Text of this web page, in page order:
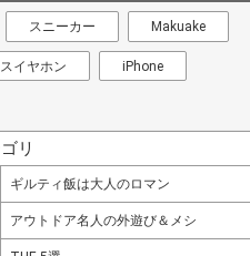
スニーカー Makuake
イヤホン iPhone
リ
ギルティ飯は大人のロマン
アウトドア名人の外遊び＆メシ